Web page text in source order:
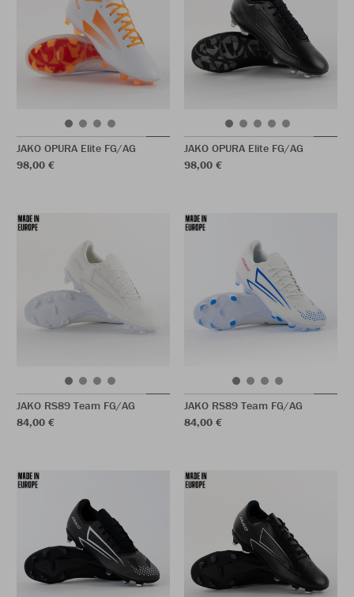
JAKO OPURA Elite FG/AG
98,00 €
JAKO OPURA Elite FG/AG
98,00 €
JAKO RS89 Team FG/AG
84,00 €
JAKO RS89 Team FG/AG
84,00 €